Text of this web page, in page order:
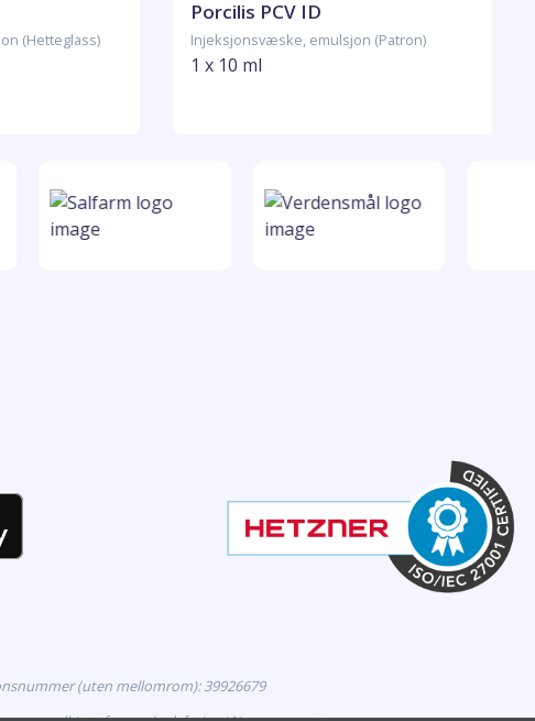
(Hetteglass)
Porcilis PCV ID
Injeksjonsvæske, emulsjon (Patron)
1 x 10 ml
(uten mellomrom): 39926679